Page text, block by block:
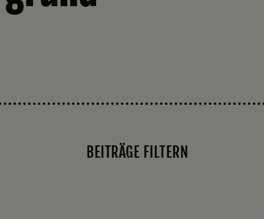
BEITRÄGE FILTERN